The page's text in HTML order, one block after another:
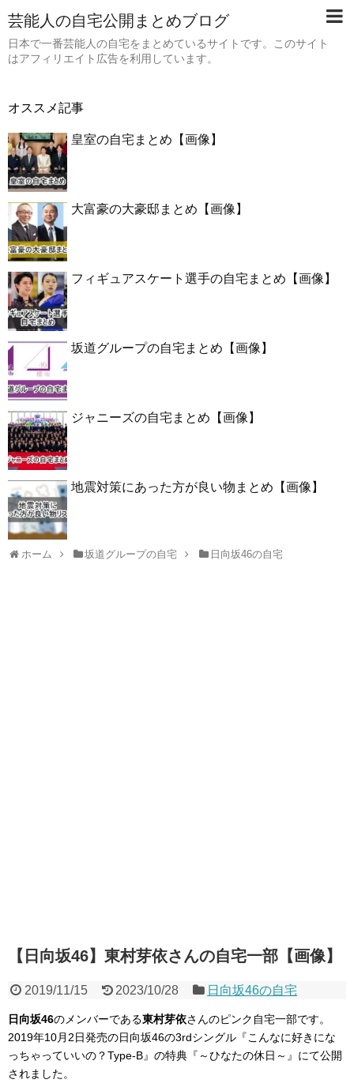
芸能人の自宅公開まとめブログ
日本で一番芸能人の自宅をまとめているサイトです。このサイト
はアフィリエイト広告を利用しています。
オススメ記事
皇室の自宅まとめ【画像】
大富豪の大豪邸まとめ【画像】
フィギュアスケート選手の自宅まとめ【画像】
坂道グループの自宅まとめ【画像】
ジャニーズの自宅まとめ【画像】
地震対策にあった方が良い物まとめ【画像】
ホーム 坂道グループの自宅 日向坂46の自宅
【日向坂46】東村芽依さんの自宅一部【画像】
2019/11/15 2023/10/28 日向坂46の自宅
日向坂46のメンバーである東村芽依さんのピンク自宅一部です。
2019年10月2日発売の日向坂46の3rdシングル『こんなに好きにな
っちゃっていいの？Type-B』の特典『～ひなたの休日～』にて公開
されました。